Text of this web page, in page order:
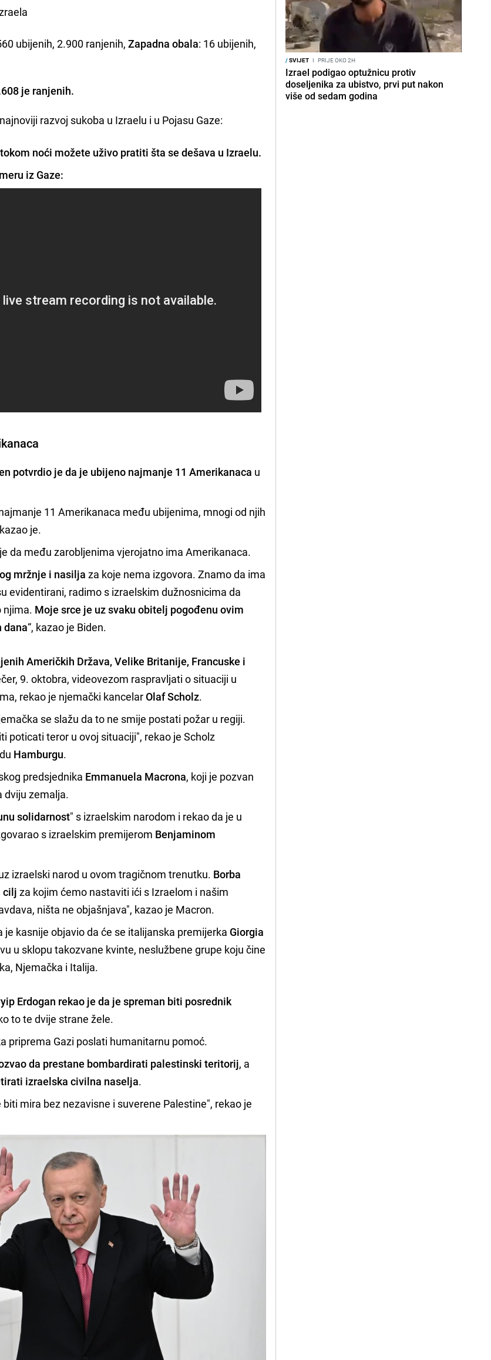
ubijenih, 2.900 ranjenih,Zapadna obala: 16 ubijenih,
je ranjenih.
razvoj sukoba u Izraelu i u Pojasu Gaze:
noći možete uživo pratiti šta se dešava u Izraelu.
iz Gaze:
potvrdio je da je ubijeno najmanje 11 Amerikanaca u
11 Amerikanaca među ubijenima, mnogi od njih
je.
da među zarobljenima vjerojatno ima Amerikanaca.
mržnje i nasilja za koje nema izgovora. Znamo da ima
evidentirani, radimo s izraelskim dužnosnicima da
njima. Moje srce je uz svaku obitelj pogođenu ovim
dana“, kazao je Biden.
Američkih Država, Velike Britanije, Francuske i
9. oktobra, videovezom raspravljati o situaciji u
rekao je njemački kancelarOlaf Scholz.
se slažu da to ne smije postati požar u regiji.
poticati teror u ovoj situaciji", rekao je Scholz
Hamburgu.
predsjednika Emmanuela Macrona, koji je pozvan
dviju zemalja.
solidarnost" s izraelskim narodom i rekao da je u
s izraelskim premijerom Benjaminom
izraelski narod u ovom tragičnom trenutku. Borba
cilj za kojim ćemo nastaviti ići s Izraelom i našim
ništa ne objašnjava", kazao je Macron.
kasnije objavio da će se italijanska premijerka Giorgia
u sklopu takozvane kvinte, neslužbene grupe koju čine
Njemačka i Italija.
Erdogan rekao je da je spreman biti posrednik
to te dvije strane žele.
priprema Gazi poslati humanitarnu pomoć.
da prestane bombardirati palestinski teritorij, a
izraelska civilna naselja.
mira bez nezavisne i suverene Palestine", rekao je
/SVIJET I PRIJE OKO 2H
Izrael podigao optužnicu protiv
doseljenika za ubistvo, prvi put nakon
više od sedam godina